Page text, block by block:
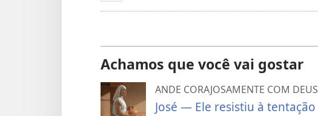
Achamos que você vai gostar
ANDE CORAJOSAMENTE COM DEUS
José — Ele resistiu à tentação